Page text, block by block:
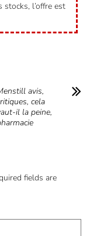
l’offre est
avis,
cela
il la peine,
fields are